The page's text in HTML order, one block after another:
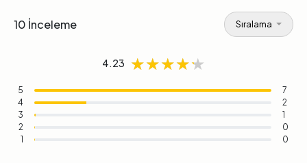
10 İnceleme Sıralama
4.23 ★★★★★
★★★★★
★★★★★
5
7
4
2
3
1
2
0
1
0